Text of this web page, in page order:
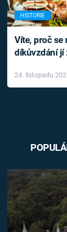
HISTORIE
Víte, proč se
díkůvzdání jí
24. listopadu